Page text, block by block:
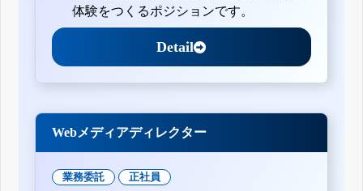
体験をつくるポジションです。
Detail
Webメディアディレクター
業務委託 正社員